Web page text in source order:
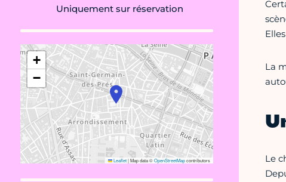
Uniquement sur réservation
+
−
Leaflet|Map data ©OpenStreetMapcontributors
La
Le